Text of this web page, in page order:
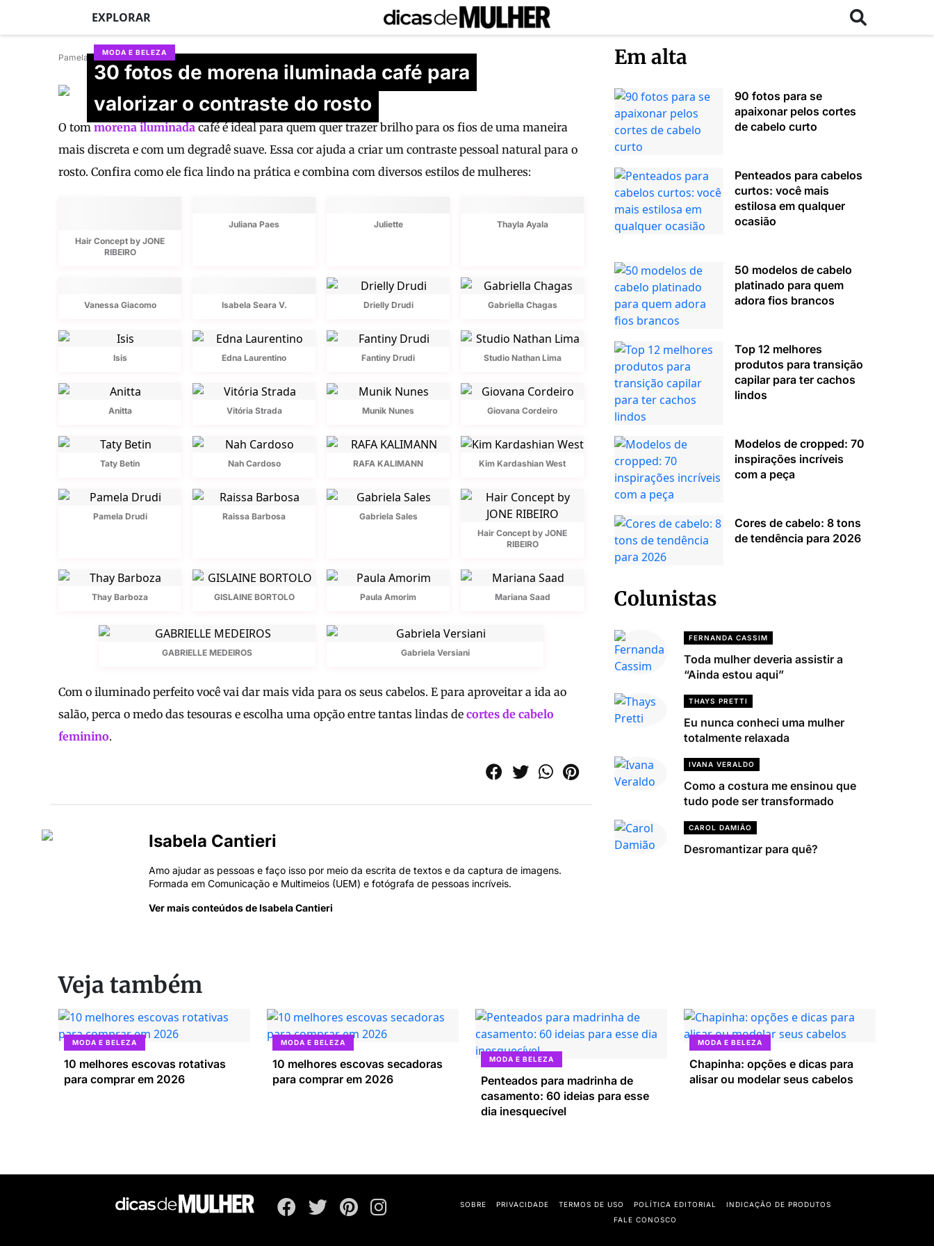
EXPLORAR
MODA E BELEZA
30 fotos de morena iluminada café para
valorizar o contraste do rosto
Pamela Drudi
Atualizado em 18/06/2026
O tom morena iluminada café é ideal para quem quer trazer brilho para os fios de uma maneira
mais discreta e com um degradê suave. Essa cor ajuda a criar um contraste pessoal natural para o
rosto. Confira como ele fica lindo na prática e combina com diversos estilos de mulheres:
Hair Concept by JONE
RIBEIRO
Juliana Paes Juliette Thayla Ayala
Vanessa Giacomo Isabela Seara V. Drielly Drudi Gabriella Chagas
Isis Edna Laurentino Fantiny Drudi Studio Nathan Lima
Anitta Vitória Strada Munik Nunes Giovana Cordeiro
Taty Betin Nah Cardoso RAFA KALIMANN Kim Kardashian West
Pamela Drudi Raissa Barbosa
Gabriela Sales
Hair Concept by JONE
RIBEIRO
Thay Barboza GISLAINE BORTOLO Paula Amorim Mariana Saad
GABRIELLE MEDEIROS Gabriela Versiani
Com o iluminado perfeito você vai dar mais vida para os seus cabelos. E para aproveitar a ida ao
salão, perca o medo das tesouras e escolha uma opção entre tantas lindas de cortes de cabelo
feminino.
Isabela Cantieri
Amo ajudar as pessoas e faço isso por meio da escrita de textos e da captura de imagens.
Formada em Comunicação e Multimeios (UEM) e fotógrafa de pessoas incríveis.
Ver mais conteúdos de Isabela Cantieri
Em alta
90 fotos para se
apaixonar pelos cortes
de cabelo curto
Penteados para cabelos
curtos: você mais
estilosa em qualquer
ocasião
50 modelos de cabelo
platinado para quem
adora fios brancos
Top 12 melhores
produtos para transição
capilar para ter cachos
lindos
Modelos de cropped: 70
inspirações incríveis
com a peça
Cores de cabelo: 8 tons
de tendência para 2026
Colunistas
FERNANDA CASSIM
Toda mulher deveria assistir a
“Ainda estou aqui”
THAYS PRETTI
Eu nunca conheci uma mulher
totalmente relaxada
IVANA VERALDO
Como a costura me ensinou que
tudo pode ser transformado
CAROL DAMIÃO
Desromantizar para quê?
Veja também
MODA E BELEZA
10 melhores escovas rotativas
para comprar em 2026
MODA E BELEZA
10 melhores escovas secadoras
para comprar em 2026
MODA E BELEZA
Penteados para madrinha de
casamento: 60 ideias para esse
dia inesquecível
MODA E BELEZA
Chapinha: opções e dicas para
alisar ou modelar seus cabelos
SOBRE PRIVACIDADE TERMOS DE USO POLÍTICA EDITORIAL
INDICAÇÃO DE PRODUTOS
FALE CONOSCO